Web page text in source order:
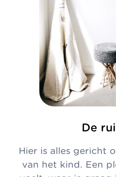
De
Hier is alles gericht
van het kind. Een